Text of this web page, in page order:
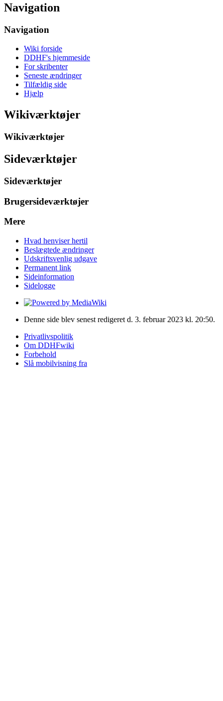
Navigation
Navigation
Wiki forside
DDHF's hjemmeside
For skribenter
Seneste ændringer
Tilfældig side
Hjælp
Wikiværktøjer
Wikiværktøjer
Sideværktøjer
Sideværktøjer
Brugersideværktøjer
Mere
Hvad henviser hertil
Beslægtede ændringer
Udskriftsvenlig udgave
Permanent link
Sideinformation
Sidelogge
Denne side blev senest redigeret d. 3. februar 2023 kl. 20:50.
Privatlivspolitik
Om DDHFwiki
Forbehold
Slå mobilvisning fra